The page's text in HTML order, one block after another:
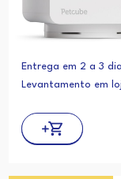
Entrega em 2 a 3
Levantamento em